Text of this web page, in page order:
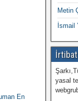
En
Metin
İsmail
İrtibat
yasal